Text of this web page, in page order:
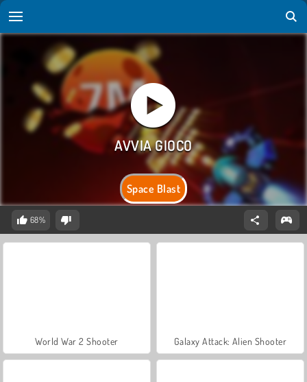
Space Blast
68%
World War 2 Shooter Galaxy Attack: Alien Shooter